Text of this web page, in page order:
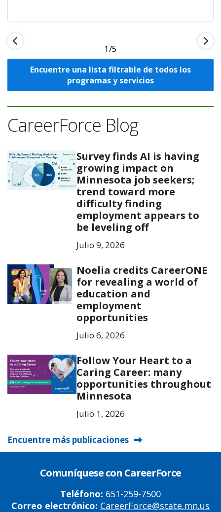
1
Encuentre una lista filtrable de todos los
programas y servicios
CareerForce Blog
Survey finds AI is having
growing impact on
Minnesota job seekers;
trend toward more
difficulty finding
employment appears to
be leveling off
Julio 9, 2026
Noelia credits CareerONE
for revealing a world of
education and
employment
opportunities
Julio 6, 2026
Follow Your Heart to a
Caring Career: many
opportunities throughout
Minnesota
Julio 1, 2026
Encuentre más publicaciones
Comuníquese con CareerForce
Teléfono: 651-259-7500
Correo electrónico: CareerForce@state.mn.us